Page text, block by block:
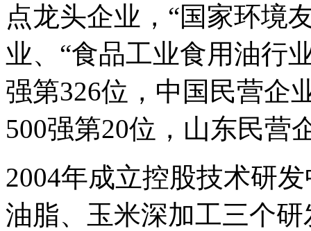
点龙头企业，“国家环境
业、“食品工业食用油行
强第326位，中国民营企
500强第20位，山东民营
2004年成立控股技术研
油脂、玉米深加工三个